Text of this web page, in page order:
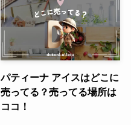
パティーナ アイスはどこに
売ってる？売ってる場所は
ココ！